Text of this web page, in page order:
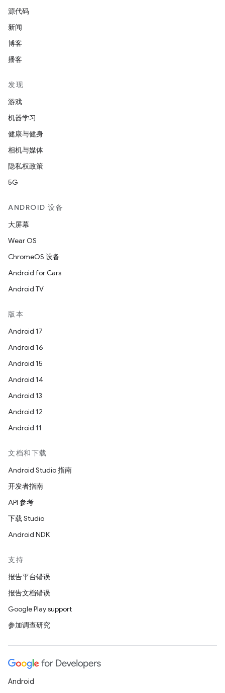
源代码
新闻
博客
播客
发现
游戏
机器学习
健康与健身
相机与媒体
隐私权政策
5G
ANDROID 设备
大屏幕
Wear OS
ChromeOS 设备
Android for Cars
Android TV
版本
Android 17
Android 16
Android 15
Android 14
Android 13
Android 12
Android 11
文档和下载
Android Studio 指南
开发者指南
API 参考
下载 Studio
Android NDK
支持
报告平台错误
报告文档错误
Google Play support
参加调查研究
Android